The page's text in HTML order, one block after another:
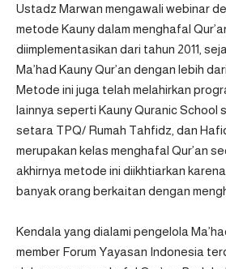
Ustadz Marwan mengawali webinar
metode Kauny dalam menghafal
diimplementasikan dari tahun 2011,
Ma’had Kauny Qur’an dengan lebih
Metode ini juga telah melahirkan
lainnya seperti Kauny Quranic School
setara TPQ/ Rumah Tahfidz, dan
merupakan kelas menghafal Qur’an
akhirnya metode ini diikhtiarkan
banyak orang berkaitan dengan
Kendala yang dialami pengelola
member Forum Yayasan Indonesia